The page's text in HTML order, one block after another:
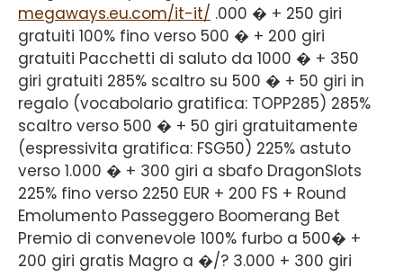
megaways.eu.com/it-it/ .000 � + 250 giri
gratuiti 100% fino verso 500 � + 200 giri
gratuiti Pacchetti di saluto da 1000 � + 350
giri gratuiti 285% scaltro su 500 � + 50 giri in
regalo (vocabolario gratifica: TOPP285) 285%
scaltro verso 500 � + 50 giri gratuitamente
(espressivita gratifica: FSG50) 225% astuto
verso 1.000 � + 300 giri a sbafo DragonSlots
225% fino verso 2250 EUR + 200 FS + Round
Emolumento Passeggero Boomerang Bet
Premio di convenevole 100% furbo a 500� +
200 giri gratis Magro a �/? 3.000 + 300 giri